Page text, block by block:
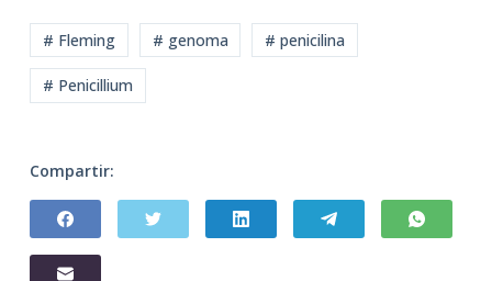
# Fleming # genoma # penicilina
# Penicillium
Compartir: